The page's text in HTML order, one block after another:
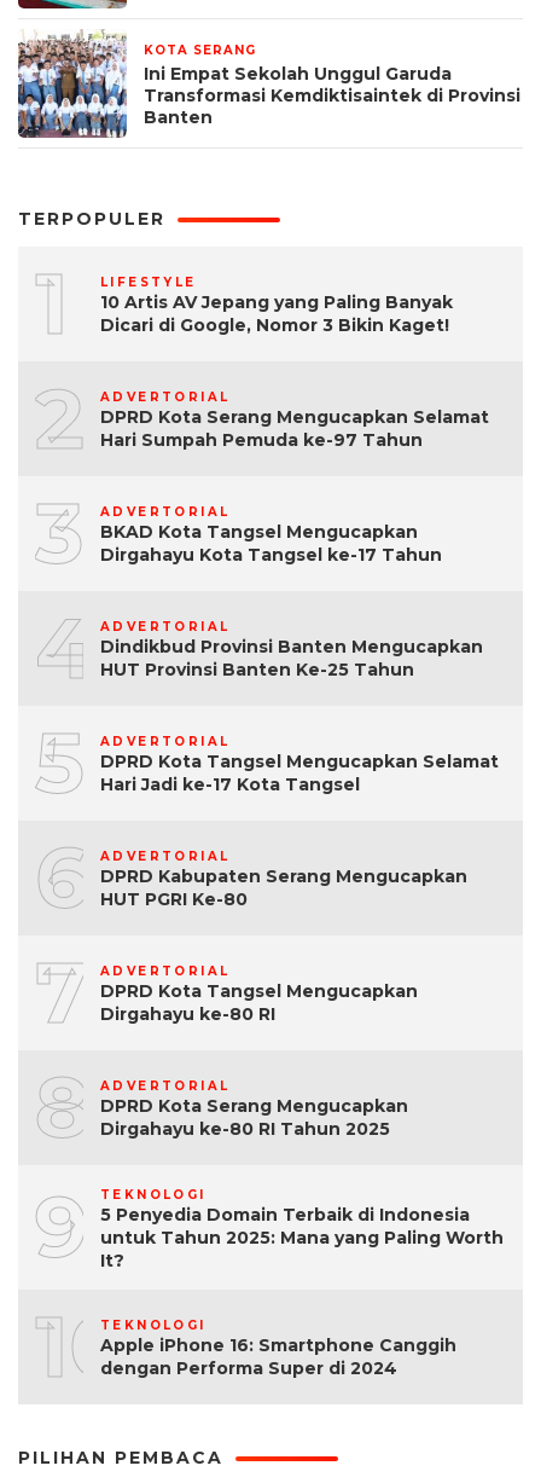
KOTA SERANG
Ini Empat Sekolah Unggul Garuda
Transformasi Kemdiktisaintek di Provinsi
Banten
TERPOPULER
1 LIFESTYLE
10 Artis AV Jepang yang Paling Banyak
Dicari di Google, Nomor 3 Bikin Kaget!
2 ADVERTORIAL
DPRD Kota Serang Mengucapkan Selamat
Hari Sumpah Pemuda ke-97 Tahun
3 ADVERTORIAL
BKAD Kota Tangsel Mengucapkan
Dirgahayu Kota Tangsel ke-17 Tahun
4 ADVERTORIAL
Dindikbud Provinsi Banten Mengucapkan
HUT Provinsi Banten Ke-25 Tahun
5 ADVERTORIAL
DPRD Kota Tangsel Mengucapkan Selamat
Hari Jadi ke-17 Kota Tangsel
6 ADVERTORIAL
DPRD Kabupaten Serang Mengucapkan
HUT PGRI Ke-80
7 ADVERTORIAL
DPRD Kota Tangsel Mengucapkan
Dirgahayu ke-80 RI
8 ADVERTORIAL
DPRD Kota Serang Mengucapkan
Dirgahayu ke-80 RI Tahun 2025
9 TEKNOLOGI
5 Penyedia Domain Terbaik di Indonesia
untuk Tahun 2025: Mana yang Paling Worth
It?
10TEKNOLOGI
Apple iPhone 16: Smartphone Canggih
dengan Performa Super di 2024
PILIHAN PEMBACA